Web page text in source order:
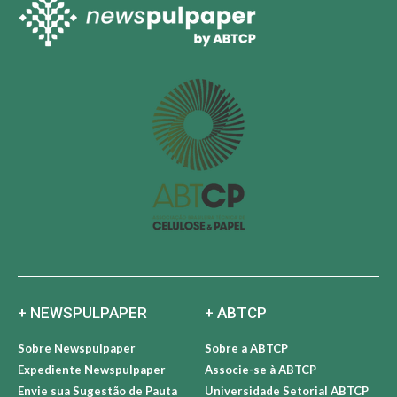
+ NEWSPULPAPER
Sobre Newspulpaper
Expediente Newspulpaper
Envie sua Sugestão de Pauta
+ ABTCP
Sobre a ABTCP
Associe-se à ABTCP
Universidade Setorial ABTCP